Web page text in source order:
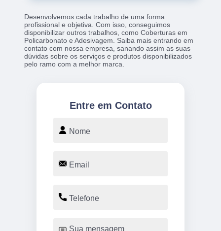
Desenvolvemos cada trabalho de uma forma
profissional e objetiva. Com isso, conseguimos
disponibilizar outros trabalhos, como Coberturas em
Policarbonato e Adesivagem. Saiba mais entrando em
contato com nossa empresa, sanando assim as suas
dúvidas sobre os serviços e produtos disponibilizados
pelo ramo com a melhor marca.
Entre em Contato